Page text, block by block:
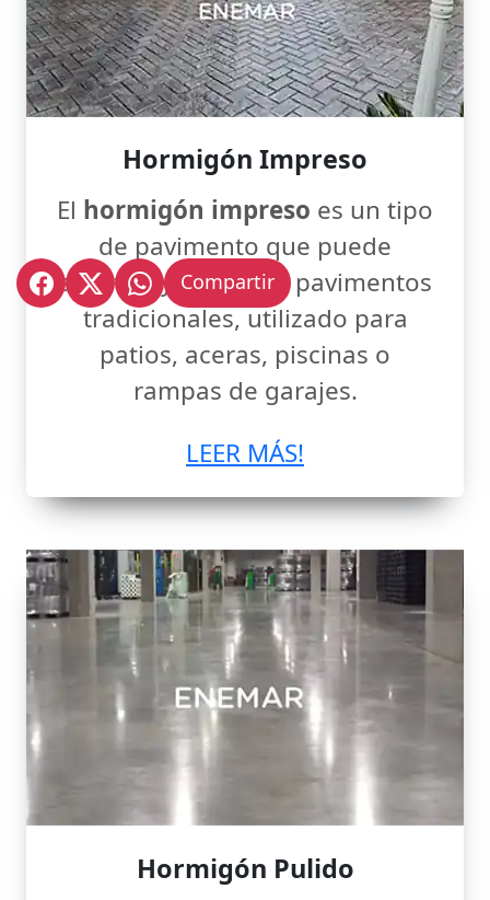
Hormigón Impreso
El hormigón impreso es un tipo
de pavimento que puede
sustituir y imitar los pavimentos
tradicionales, utilizado para
patios, aceras, piscinas o
rampas de garajes.
LEER MÁS!
Hormigón Pulido
Compartir